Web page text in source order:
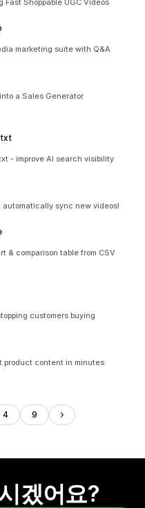
Shoppable UGC Videos
marketing suite with Q&A
a Sales Generator
- improve AI search visibility
automatically sync new videos!
& comparison table from CSV
customers buying
product content in minutes.
4 9
겠어요?